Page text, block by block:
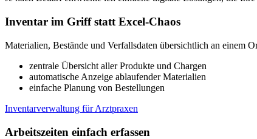
Inventar im Griff statt Excel-Chaos
Materialien, Bestände und Verfallsdaten übersichtlich an einem
zentrale Übersicht aller Produkte und Chargen
automatische Anzeige ablaufender Materialien
einfache Planung von Bestellungen
Inventarverwaltung für Arztpraxen
Arbeitszeiten einfach erfassen